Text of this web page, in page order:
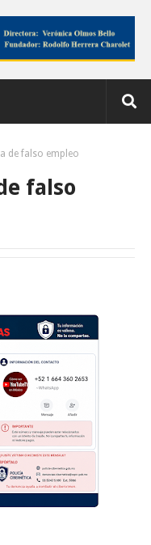
de falso empleo
falso